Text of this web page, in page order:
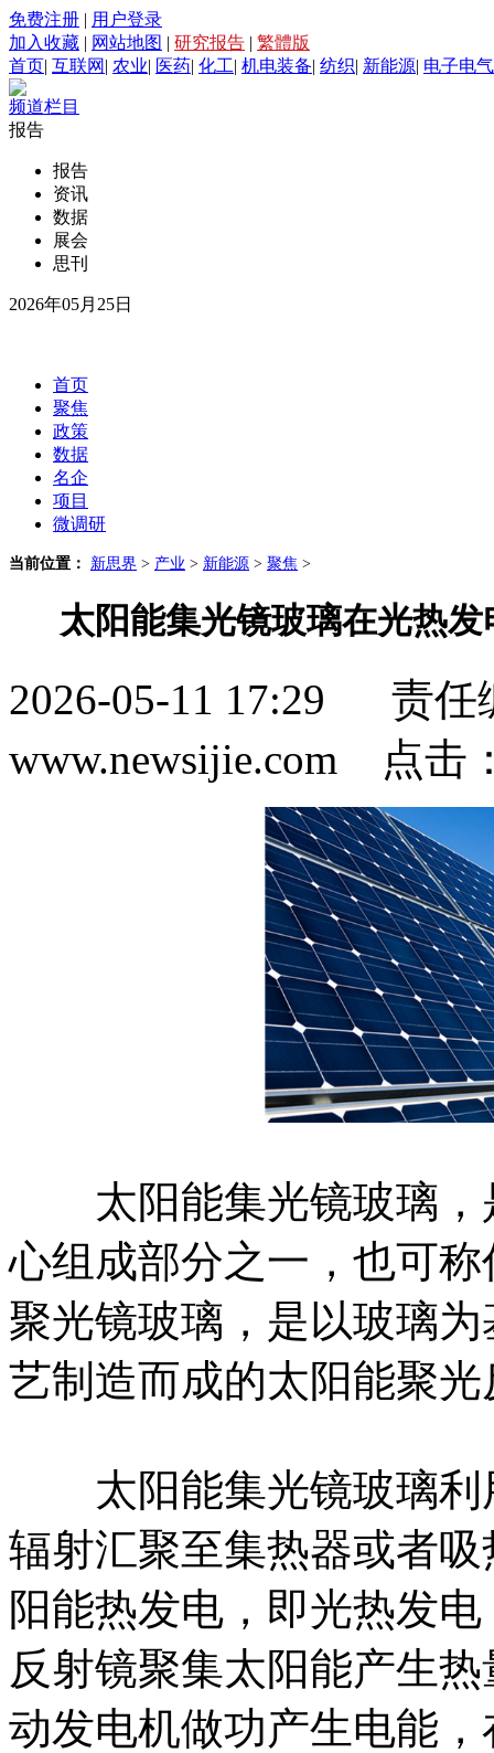
免费注册 | 用户登录
加入收藏 | 网站地图 | 研究报告 | 繁體版
首页| 互联网 | 农业| 医药| 化工| 机电装备| 纺织| 新能源| 电子电气
频道栏目
报告
报告
资讯
数据
展会
思刊
2026年05月25日
首页
聚焦
政策
数据
名企
项目
微调研
当前位置： 新思界 > 产业 > 新能源 > 聚焦 >
太阳能集光镜玻璃在光热
2026-05-11 17:29 责
www.newsijie.com 点击
太阳能集光镜玻璃，
心组成部分之一，也可
聚光镜玻璃，是以玻璃
艺制造而成的太阳能聚
太阳能集光镜玻璃利
辐射汇聚至集热器或者
阳能热发电，即光热发
反射镜聚集太阳能产生
动发电机做功产生电能